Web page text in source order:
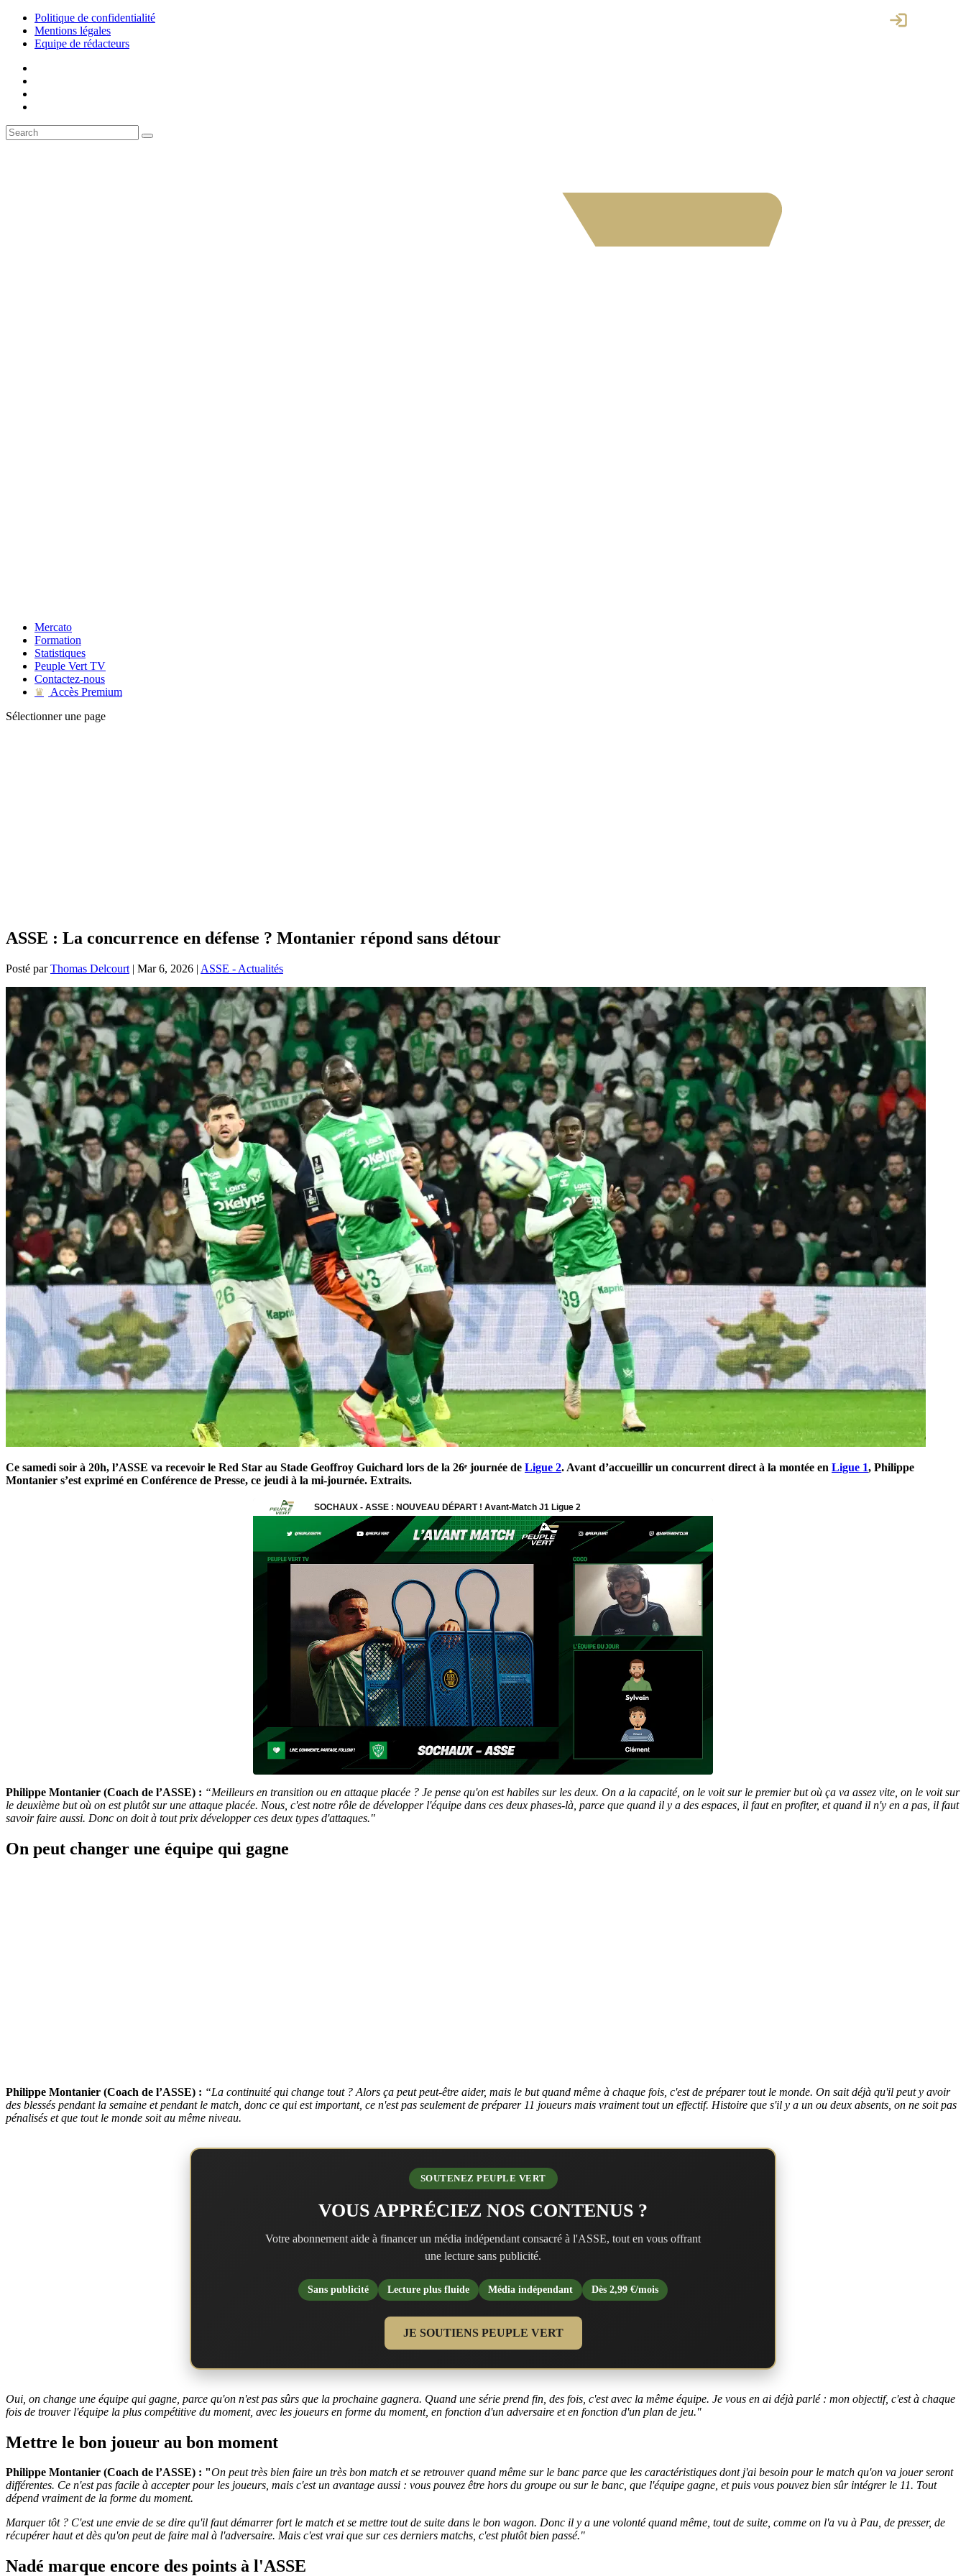
Politique de confidentialité
Mentions légales
Equipe de rédacteurs
Mercato
Formation
Statistiques
Peuple Vert TV
Contactez-nous
♛
Accès Premium
Sélectionner une page
ASSE : La concurrence en défense ? Montanier répond sans détour
Posté parThomas Delcourt | Mar 6, 2026 | ASSE - Actualités
Ce samedi soir à 20h, l’ASSE va recevoir le Red Star au Stade Geoffroy Guichard lors de la 26ᵉ journée de Ligue 2. Avant d’accueillir un concurrent direct à la montée en Ligue 1, Philippe
Montanier s’est exprimé en Conférence de Presse, ce jeudi à la mi-journée. Extraits.
Philippe Montanier (Coach de l’ASSE) : “Meilleurs en transition ou en attaque placée ? Je pense qu'on est habiles sur les deux. On a la capacité, on le voit sur le premier but où ça va assez vite, on le voit sur
le deuxième but où on est plutôt sur une attaque placée. Nous, c'est notre rôle de développer l'équipe dans ces deux phases-là, parce que quand il y a des espaces, il faut en profiter, et quand il n'y en a pas, il faut
savoir faire aussi. Donc on doit à tout prix développer ces deux types d'attaques."
On peut changer une équipe qui gagne
Philippe Montanier (Coach de l’ASSE) : “La continuité qui change tout ? Alors ça peut peut-être aider, mais le but quand même à chaque fois, c'est de préparer tout le monde. On sait déjà qu'il peut y avoir
des blessés pendant la semaine et pendant le match, donc ce qui est important, ce n'est pas seulement de préparer 11 joueurs mais vraiment tout un effectif. Histoire que s'il y a un ou deux absents, on ne soit pas
pénalisés et que tout le monde soit au même niveau.
SOUTENEZ PEUPLE VERT
VOUS APPRÉCIEZ NOS CONTENUS ?
Votre abonnement aide à financer un média indépendant consacré à l'ASSE, tout en vous offrant
une lecture sans publicité.
Sans publicité Lecture plus fluide Média indépendant Dès 2,99 €/mois
JE SOUTIENS PEUPLE VERT
Oui, on change une équipe qui gagne, parce qu'on n'est pas sûrs que la prochaine gagnera. Quand une série prend fin, des fois, c'est avec la même équipe. Je vous en ai déjà parlé : mon objectif, c'est à chaque
fois de trouver l'équipe la plus compétitive du moment, avec les joueurs en forme du moment, en fonction d'un adversaire et en fonction d'un plan de jeu."
Mettre le bon joueur au bon moment
Philippe Montanier (Coach de l’ASSE) : "On peut très bien faire un très bon match et se retrouver quand même sur le banc parce que les caractéristiques dont j'ai besoin pour le match qu'on va jouer seront
différentes. Ce n'est pas facile à accepter pour les joueurs, mais c'est un avantage aussi : vous pouvez être hors du groupe ou sur le banc, que l'équipe gagne, et puis vous pouvez bien sûr intégrer le 11. Tout
dépend vraiment de la forme du moment.
Marquer tôt ? C'est une envie de se dire qu'il faut démarrer fort le match et se mettre tout de suite dans le bon wagon. Donc il y a une volonté quand même, tout de suite, comme on l'a vu à Pau, de presser, de
récupérer haut et dès qu'on peut de faire mal à l'adversaire. Mais c'est vrai que sur ces derniers matchs, c'est plutôt bien passé."
Nadé marque encore des points à l'ASSE